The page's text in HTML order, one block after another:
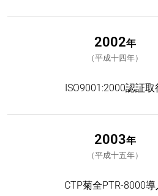
2002年
平成十四年
ISO9001:2000認証取
2003年
平成十五年
CTP菊全PTR-8000導